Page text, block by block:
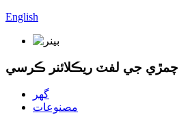
English
چمڙي جي لفٽ ريڪلائنر ڪرسي
گھر
مصنوعات